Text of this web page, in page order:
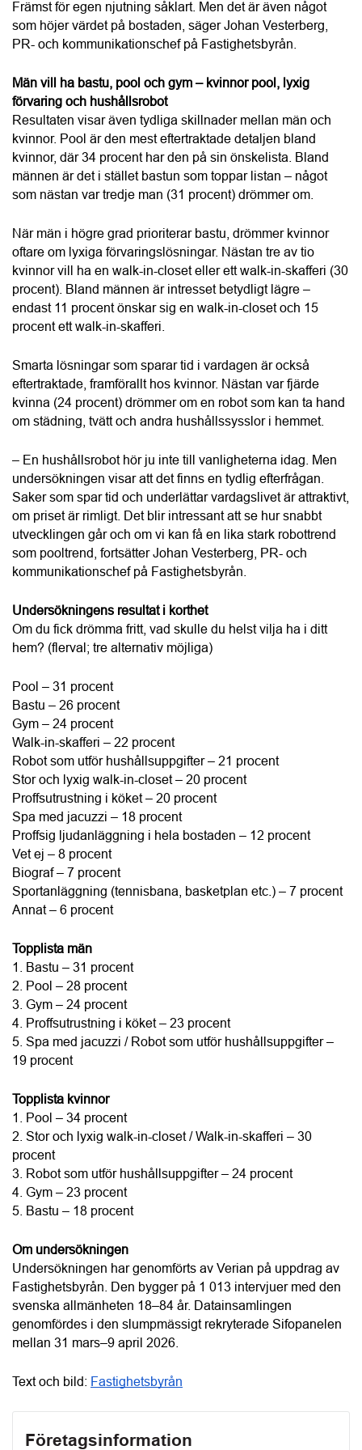
eftertraktade, framförallt hos kvinnor. Nästan var fjärde
kvinna (24 procent) drömmer om en robot som kan ta hand
– En hushållsrobot hör ju inte till vanligheterna idag. Men
undersökningen visar att det finns en tydlig efterfrågan.
Saker som spar tid och underlättar vardagslivet är attraktivt,
om priset är rimligt. Det blir intressant att se hur snabbt
utvecklingen går och om vi kan få en lika stark robottrend
som pooltrend, fortsätter Johan Vesterberg, PR- och
Undersökningens resultat i korthet
Om du fick drömma fritt, vad skulle du helst vilja ha i ditt
hem? (flerval; tre alternativ möjliga)
Pool – 31 procent
Gym – 24 procent
Walk-in-skafferi – 22 procent
Robot som utför hushållsuppgifter – 21 procent
Stor och lyxig walk-in-closet – 20 procent
Spa med jacuzzi – 18 procent
Proffsig ljudanläggning i hela bostaden – 12 procent
Vet ej – 8 procent
Biograf – 7 procent
Sportanläggning (tennisbana, basketplan etc.) – 7 procent
Annat – 6 procent
1. Bastu – 31 procent
2. Pool – 28 procent
3. Gym – 24 procent
5. Spa med jacuzzi / Robot som utför hushållsuppgifter –
19 procent
Topplista kvinnor
1. Pool – 34 procent
2. Stor och lyxig walk-in-closet / Walk-in-skafferi – 30
procent
3. Robot som utför hushållsuppgifter – 24 procent
4. Gym – 23 procent
5. Bastu – 18 procent
Om undersökningen
Undersökningen har genomförts av Verian på uppdrag av
svenska allmänheten 18–84 år. Datainsamlingen
genomfördes i den slumpmässigt rekryterade Sifopanelen
mellan 31 mars–9 april 2026.
Text och bild: Fastighetsbyrån
Fastighetsbyrån Ljusdal - Ljusdal
Anslutna
leverantörer
2 467
Hitta leverantörer och entreprenörer till
er BRF